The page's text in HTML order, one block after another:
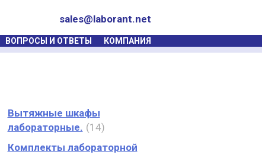
sales@laborant.net
ВОПРОСЫ И ОТВЕТЫ КОМПАНИЯ
Вытяжные шкафы
лабораторные.
14
Комплекты лабораторной